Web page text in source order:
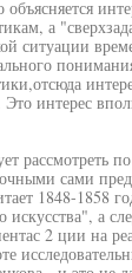
а
ситуации
Это интерес
рассмотреть
сами
1848-1858
искусства", а
2 ции на